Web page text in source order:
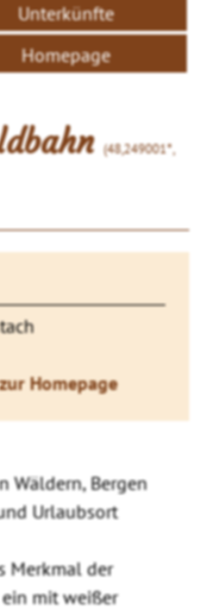
Unterkünfte
Homepage
(48,249001°,
zur Homepage
Wäldern, Bergen
Urlaubsort
Merkmal der
mit weißer